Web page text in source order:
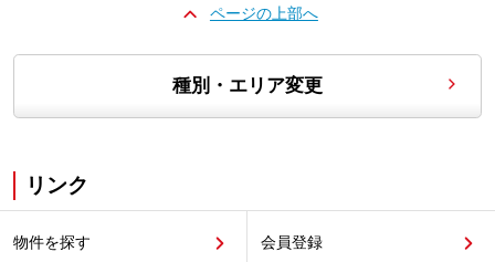
ページの上部へ
種別・エリア変更
リンク
物件を探す 会員登録